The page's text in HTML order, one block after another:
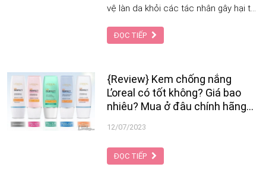
vệ làn da khỏi các tác nhân gây hại từ
Trong bài viết này, Tạp chí làm đẹp và
thời trang Việt Nam sẽ cùng bạn khám
địa chỉ uy tín cung cấp 4 loại kem
chống nắng mang thương hiệu Image
Skincare đình đám.
ĐỌC TIẾP
{Review} Kem chống nắng
L’oreal có tốt không? Giá bao
nhiêu? Mua ở đâu chính hãng
12/07/2023
ĐỌC TIẾP